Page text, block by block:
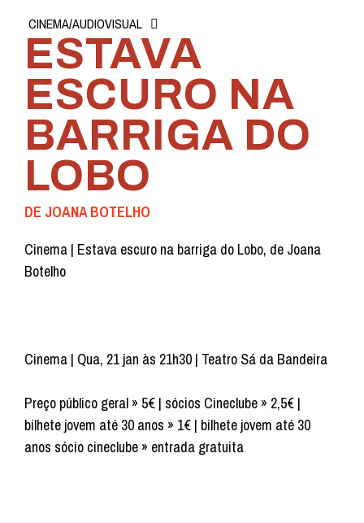
CINEMA/AUDIOVISUAL
ESTAVA
ESCURO NA
BARRIGA DO
LOBO
DE JOANA BOTELHO
Cinema | Estava escuro na barriga do Lobo, de Joana
Botelho
Cinema | Qua, 21 jan às 21h30 | Teatro Sá da Bandeira
Preço público geral » 5€ | sócios Cineclube » 2,5€ |
bilhete jovem até 30 anos » 1€ | bilhete jovem até 30
anos sócio cineclube » entrada gratuita